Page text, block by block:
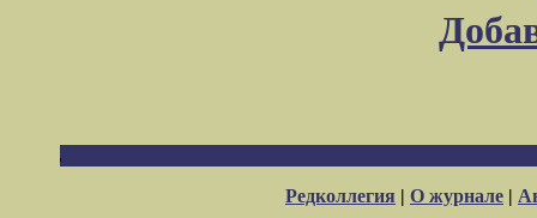
Редколлегия | О журнале |